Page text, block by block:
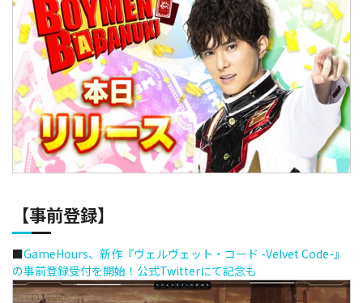
【事前登録】
■GameHours、新作『ヴェルヴェット・コード -Velvet Code-』
の事前登録受付を開始！公式Twitterにて記念も